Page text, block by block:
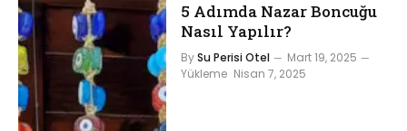
5 Adımda Nazar Boncuğu
Nasıl Yapılır?
BySu Perisi Otel
Mart 19, 2025
Yükleme Nisan 7, 2025